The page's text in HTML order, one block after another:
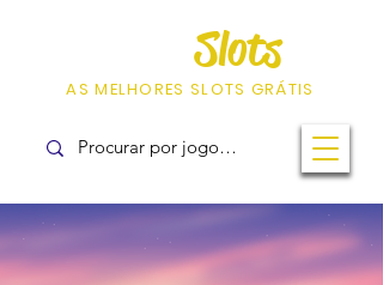
HuntersSlots.com
AS MELHORES SLOTS GRÁTIS